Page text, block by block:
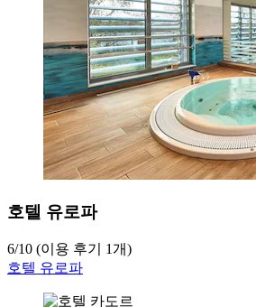
호텔 유로파
6/10 (이용 후기 1개)
호텔 유로파